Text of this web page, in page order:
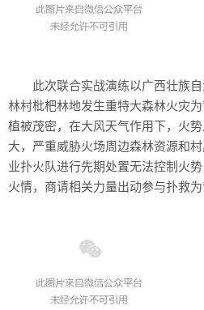
此次联合实战演练以广西壮族
林村枇杷林地发生重特大森林火灾
植被茂密，在大风天气作用下，火
大，严重威胁火场周边森林资源和
业扑火队进行先期处置无法控制火
火情，商请相关力量出动参与扑救为